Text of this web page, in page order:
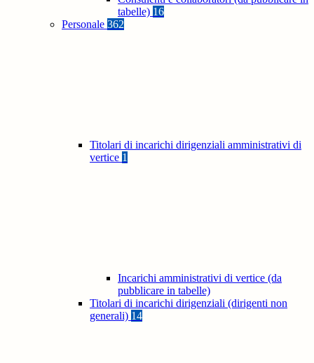
tabelle) 16
Personale 362
Titolari di incarichi dirigenziali amministrativi di
vertice 1
Incarichi amministrativi di vertice (da
pubblicare in tabelle)
Titolari di incarichi dirigenziali (dirigenti non
generali) 14